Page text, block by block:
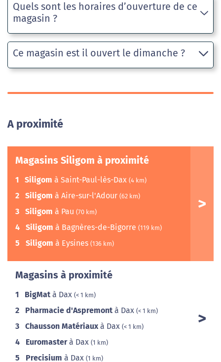
Quels sont les horaires d’ouverture de ce
magasin ?
Ce magasin est il ouvert le dimanche ?
A proximité
Magasins Siligom à proximité
1 Siligom à Saint-Paul-lès-Dax (4 km)
2 Siligom à Aire-sur-l'Adour (62 km)
3 Siligom à Pau (70 km)
4 Siligom à Bagnères-de-Bigorre (119 km)
5 Siligom à Eysines (136 km)
Magasins à proximité
1 BigMat à Dax (< 1 km)
2 Pharmacie d'Aspremont à Dax (< 1 km)
3 Chausson Matériaux à Dax (< 1 km)
4 Euromasterà Dax (1 km)
5 Precisium à Dax (1 km)